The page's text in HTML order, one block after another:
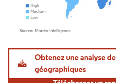
Image © Mordor Intelligence. La